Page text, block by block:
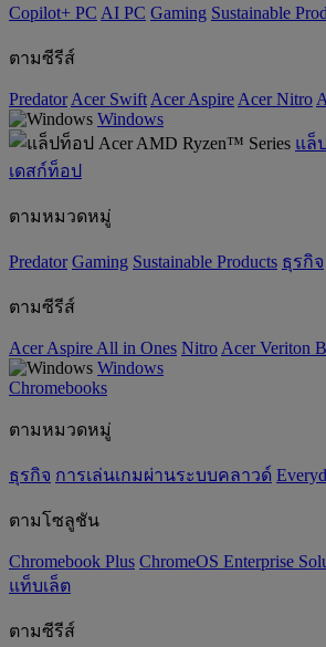
Copilot+ PC AI PC Gaming ‌Sustainable
ตามซีรีส์
Predator Acer Swift Acer Aspire Acer Nitro
Windows
แล็
เดสก์ท็อป
ตามหมวดหมู่
Predator Gaming ‌Sustainable Products ธุรกิจ
ตามซีรีส์
Acer Aspire All in Ones Nitro Acer Veriton
Windows
Chromebooks
ตามหมวดหมู่
ธุรกิจ การเล่นเกมผ่านระบบคลาวด์
ตามโซลูชัน
Chromebook Plus ChromeOS Enterprise
แท็บเล็ต
ตามซีรีส์